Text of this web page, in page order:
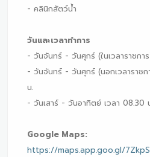
- คลินิกสัตว์น้ำ
วันและเวลาทำการ
- วันจันทร์ - วันศุกร์ (ในเวลาราชกา
- วันจันทร์ - วันศุกร์ (นอกเวลาราช
น.
- วันเสาร์ - วันอาทิตย์ เวลา 08.30
Google Maps:
https://maps.app.goo.gl/